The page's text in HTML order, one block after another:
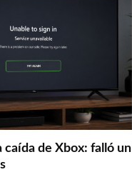
de Xbox: falló un